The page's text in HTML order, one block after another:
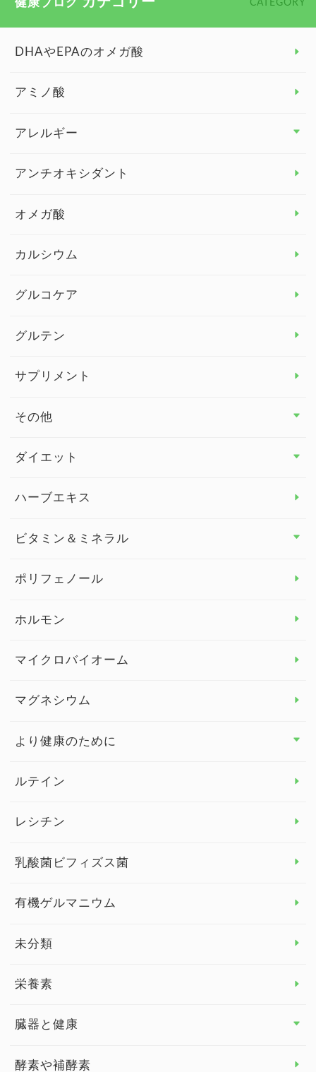
健康ブログ CATEGORY
DHAやEPAのオメガ酸
アミノ酸
アレルギー
アレルギー トップ
アンチオキシダント
オメガ酸
カルシウム
グルコケア
グルテン
サプリメント
その他
その他 トップ
健康セミナー
ダイエット
ダイエット トップ
ハーブエキス
ビタミン＆ミネラル
ビタミン＆ミネラル トップ
ビタミンE
ポリフェノール
ホルモン
マイクロバイオーム
マグネシウム
より健康のために
より健康のために トップ
眼の健康
睡眠
ルテイン
レシチン
乳酸菌ビフィズス菌
有機ゲルマニウム
未分類
栄養素
臓器と健康
臓器と健康 トップ
酵素や補酵素